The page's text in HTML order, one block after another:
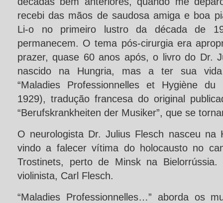
recebi das mãos de saudosa amiga e boa
Li-o no primeiro lustro da década de
permanecem. O tema pós-cirurgia era
prazer, quase 60 anos após, o livro do Dr.
nascido na Hungria, mas a ter sua
“Maladies Professionnelles et Hygiène du
1929), tradução francesa do original
“Berufskrankheiten der Musiker”, que se
O neurologista Dr. Julius Flesch nasceu na
vindo a falecer vítima do holocausto no
Trostinets, perto de Minsk na
violinista, Carl Flesch.
“Maladies Professionnelles…” aborda os